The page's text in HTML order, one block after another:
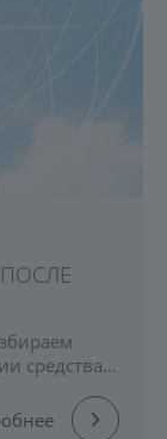
средства:
кожи